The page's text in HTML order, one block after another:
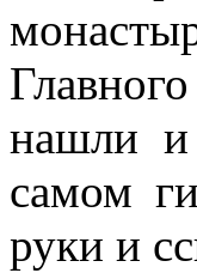
нашли и
самом
руки и